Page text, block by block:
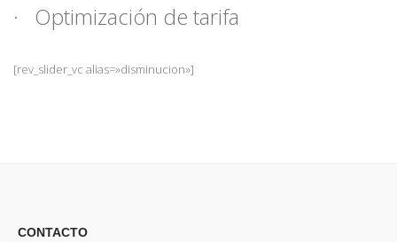
· Optimización de tarifa
[rev_slider_vc alias=»disminucion»]
CONTACTO